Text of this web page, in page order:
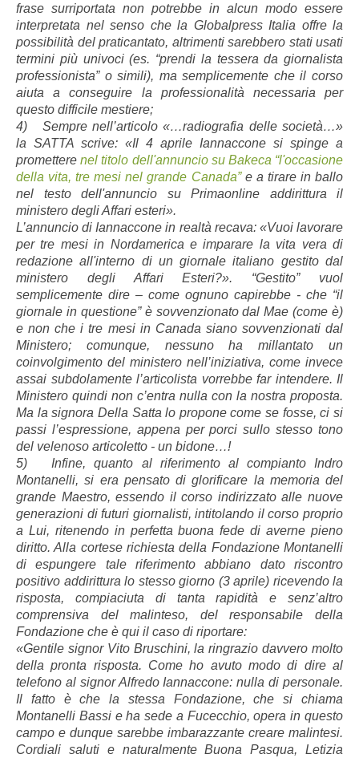
frase surriportata non potrebbe in alcun modo essere
interpretata nel senso che la Globalpress Italia offre la
possibilità del praticantato, altrimenti sarebbero stati usati
termini più univoci (es. “prendi la tessera da giornalista
professionista” o simili), ma semplicemente che il corso
aiuta a conseguire la professionalità necessaria per
questo difficile mestiere;
4) Sempre nell’articolo «…radiografia delle società…»
la SATTA scrive: «Il 4 aprile Iannaccone si spinge a
prometterenel titolo dell'annuncio su Bakeca “l'occasione
della vita, tre mesi nel grande Canada”e a tirare in ballo
nel testo dell'annuncio su Primaonline addirittura il
ministero degli Affari esteri».
L’annuncio di Iannaccone in realtà recava: «Vuoi lavorare
per tre mesi in Nordamerica e imparare la vita vera di
redazione all'interno di un giornale italiano gestito dal
ministero degli Affari Esteri?». “Gestito” vuol
semplicemente dire – come ognuno capirebbe - che “il
giornale in questione” è sovvenzionato dal Mae (come è)
e non che i tre mesi in Canada siano sovvenzionati dal
Ministero; comunque, nessuno ha millantato un
coinvolgimento del ministero nell’iniziativa, come invece
assai subdolamente l’articolista vorrebbe far intendere. Il
Ministero quindi non c’entra nulla con la nostra proposta.
Ma la signora Della Satta lo propone come se fosse, ci si
passi l’espressione, appena per porci sullo stesso tono
del velenoso articoletto - un bidone…!
5) Infine, quanto al riferimento al compianto Indro
Montanelli, si era pensato di glorificare la memoria del
grande Maestro, essendo il corso indirizzato alle nuove
generazioni di futuri giornalisti, intitolando il corso proprio
a Lui, ritenendo in perfetta buona fede di averne pieno
diritto. Alla cortese richiesta della Fondazione Montanelli
di espungere tale riferimento abbiano dato riscontro
positivo addirittura lo stesso giorno (3 aprile) ricevendo la
risposta, compiaciuta di tanta rapidità e senz’altro
comprensiva del malinteso, del responsabile della
Fondazione che è qui il caso di riportare:
«Gentile signor Vito Bruschini, la ringrazio davvero molto
della pronta risposta. Come ho avuto modo di dire al
telefono al signor Alfredo Iannaccone: nulla di personale.
Il fatto è che la stessa Fondazione, che si chiama
Montanelli Bassi e ha sede a Fucecchio, opera in questo
campo e dunque sarebbe imbarazzante creare malintesi.
Cordiali saluti e naturalmente Buona Pasqua, Letizia